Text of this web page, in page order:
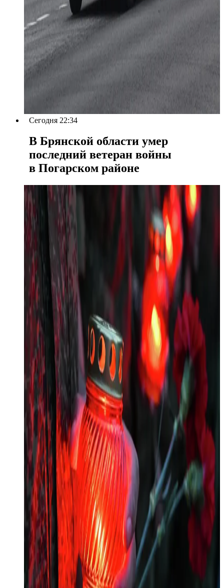
Сегодня 22:34
В Брянской области умер
последний ветеран войны
в Погарском районе